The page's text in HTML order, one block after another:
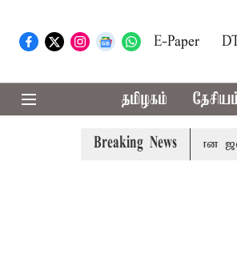
E-Paper
தமிழகம்
Breaking News
மோசடி வழக்கில் கைதான ஜஸ்டின்